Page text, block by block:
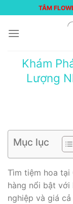
đến
nội
TÂM
Khám
Lượng
Mục lục
Tìm tiệm hoa tại
hàng nổi bật
nghiệp và giá